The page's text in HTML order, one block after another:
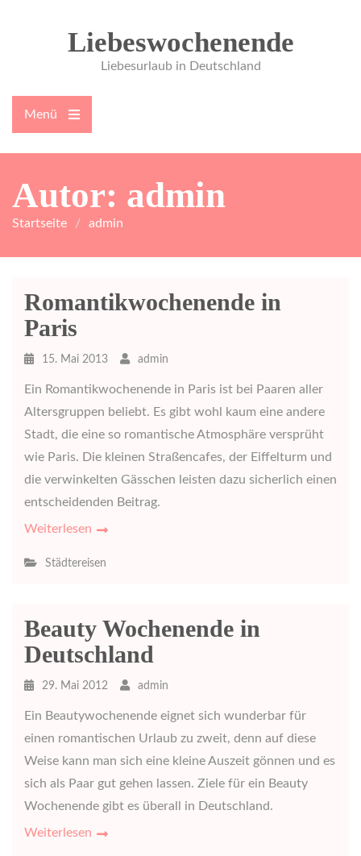
Liebeswochenende
Liebesurlaub in Deutschland
Menü
Autor: admin
Startseite admin
Romantikwochenende in
Paris
15. Mai 2013 admin
Ein Romantikwochenende in Paris ist bei Paaren aller
Altersgruppen beliebt. Es gibt wohl kaum eine andere
Stadt, die eine so romantische Atmosphäre versprüht
wie Paris. Die kleinen Straßencafes, der Eiffelturm und
die verwinkelten Gässchen leisten dazu sicherlich einen
entscheidenden Beitrag.
Weiterlesen
Städtereisen
Beauty Wochenende in
Deutschland
29. Mai 2012 admin
Ein Beautywochenende eignet sich wunderbar für
einen romantischen Urlaub zu zweit, denn auf diese
Weise kann man sich eine kleine Auszeit gönnen und es
sich als Paar gut gehen lassen. Ziele für ein Beauty
Wochenende gibt es überall in Deutschland.
Weiterlesen